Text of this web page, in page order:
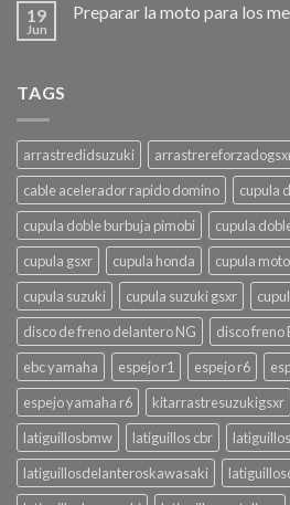
19
Jun
Preparar la moto para los
TAGS
arrastredidsuzuki
cable acelerador rapido domino
cupula
cupula doble burbuja pimobi
cupula
cupula gsxr
cupula honda cupula
cupula suzuki
cupula suzuki gsxr
disco de freno delantero NG
disco freno
ebc yamaha
espejo r1 espejo r6
espejo yamaha r6
kitarrastresuzukigsxr
latiguillosbmw
latiguillos cbr
latiguillosdelanteroskawasaki